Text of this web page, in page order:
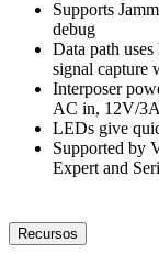
Supports
debug
Data path
signal capture
Interposer
AC in, 12V/
LEDs give
Supported by
Expert and
Recursos